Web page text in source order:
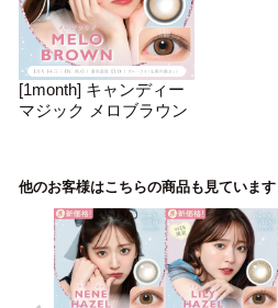
[1month] キャンディー
マジック メロブラウン
他のお客様はこちらの商品も見ています